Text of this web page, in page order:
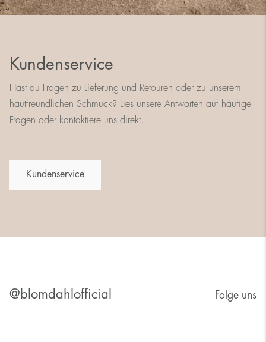
Kundenservice
Hast du Fragen zu Lieferung und Retouren oder zu unserem
hautfreundlichen Schmuck? Lies unsere Antworten auf häufige
Fragen oder kontaktiere uns direkt.
Kundenservice
@blomdahlofficial Folge uns